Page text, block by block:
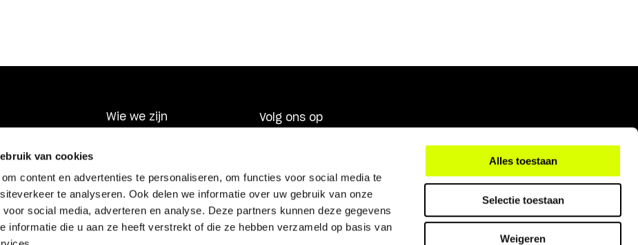
van cookies
content en advertenties te personaliseren, om functies voor social media te
te analyseren. Ook delen we informatie over uw gebruik van onze
social media, adverteren en analyse. Deze partners kunnen deze gegevens
informatie die u aan ze heeft verstrekt of die ze hebben verzameld op basis van
Alles toestaan
Selectie toestaan
Weigeren
Wie we zijn
Volg ons op
112-D Blijf op de hoogte